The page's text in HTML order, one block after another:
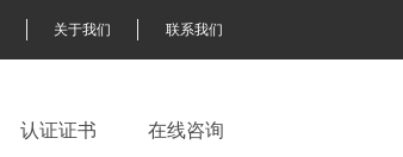
关于我们 联系我们
认证证书 在线咨询